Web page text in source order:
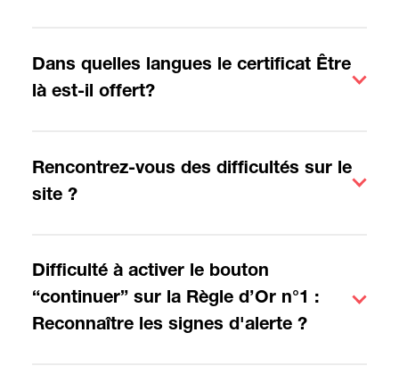
Dans quelles langues le certificat Être
là est-il offert?
Rencontrez-vous des difficultés sur le
site ?
Difficulté à activer le bouton
“continuer” sur la Règle d’Or n°1 :
Reconnaître les signes d'alerte ?